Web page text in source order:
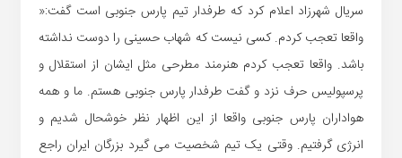
سریال شهرزاد اعلام کرد که طرفدار تیم پارس جنوبی است گفت:«
واقعا تعجب کردم. کسی نیست که شهاب حسینی را دوست نداشته
باشد. واقعا تعجب کردم هنرمند مطرحی مثل ایشان از استقلال و
پرسپولیس حرف نزد و گفت طرفدار پارس جنوبی هستم. ما و همه
هواداران پارس جنوبی واقعا از این اظهار نظر خوشحال شدیم و
انرژی گرفتیم. وقتی یک تیم شخصیت می گیرد بزرگان ایران راجع